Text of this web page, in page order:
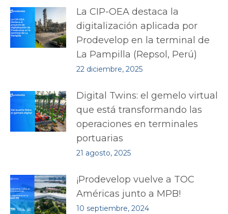
La CIP-OEA destaca la
digitalización aplicada por
Prodevelop en la terminal de
La Pampilla (Repsol, Perú)
22 diciembre, 2025
Digital Twins: el gemelo virtual
que está transformando las
operaciones en terminales
portuarias
21 agosto, 2025
¡Prodevelop vuelve a TOC
Américas junto a MPB!
10 septiembre, 2024